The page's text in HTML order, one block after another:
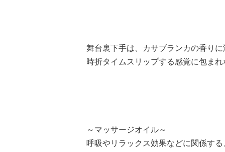
舞台裏下手は、カサブランカの香り
時折タイムスリップする感覚に包ま
～マッサージオイル～
呼吸やリラックス効果などに関係す